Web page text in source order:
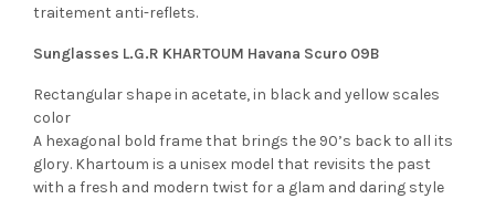
traitement anti-reflets.
Sunglasses L.G.R KHARTOUM Havana Scuro 09B
Rectangular shape in acetate, in black and yellow scales
color
A hexagonal bold frame that brings the 90’s back to all its
glory. Khartoum is a unisex model that revisits the past
with a fresh and modern twist for a glam and daring style